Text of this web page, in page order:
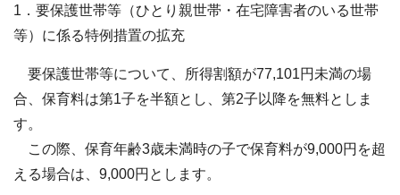
1．要保護世帯等（ひとり親世帯・在宅障害者のいる世帯
等）に係る特例措置の拡充
要保護世帯等について、所得割額が77,101円未満の場
合、保育料は第1子を半額とし、第2子以降を無料としま
す。
この際、保育年齢3歳未満時の子で保育料が9,000円を超
える場合は、9,000円とします。